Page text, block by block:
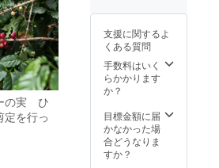
の実 ひ
定を行っ
30cm×
60cm
重量：
10kg
された
ラベル
や注意
書きを
ご確認
くださ
称：雪
国ばな
な 重
味期
限：360
日 産
地：秋
田県美
郷町 添
してお
りませ
ん 原材
加物等
は使用
してお
りませ
ん 原材
料及び
品表示
はお届
け商品
雪国
ヒー
セット
重量：
200g 内
容量：
ラ
ティー
１袋(5
パック)
支援に関するよ
くある質問
手数料はいく
らかかります
か？
目標金額に届
かなかった場
合どうなりま
すか？